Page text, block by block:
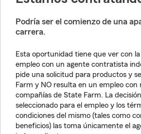
Podría ser el comienzo de una
carrera.
Esta oportunidad tiene que ver con
empleo con un agente contratista
pide una solicitud para productos y
Farm y NO resulta en un empleo con
compañías de State Farm. La
seleccionado para el empleo y los
condiciones del mismo (tales como
beneficios) las toma únicamente el